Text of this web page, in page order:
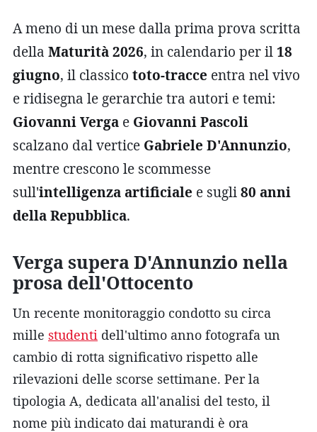
A meno di un mese dalla prima prova scritta
della Maturità 2026, in calendario per il 18
giugno, il classico toto-tracce entra nel vivo
e ridisegna le gerarchie tra autori e temi:
Giovanni Verga e Giovanni Pascoli
scalzano dal vertice Gabriele D'Annunzio,
mentre crescono le scommesse
sull'intelligenza artificiale e sugli80 anni
della Repubblica.
Verga supera D'Annunzio nella
prosa dell'Ottocento
Un recente monitoraggio condotto su circa
mille studenti dell'ultimo anno fotografa un
cambio di rotta significativo rispetto alle
rilevazioni delle scorse settimane. Per la
tipologia A, dedicata all'analisi del testo, il
nome più indicato dai maturandi è ora